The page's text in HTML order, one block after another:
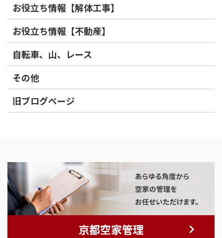
お役立ち情報【解体工事】
お役立ち情報【不動産】
自転車、山、レース
その他
旧ブログページ
京都空家管理